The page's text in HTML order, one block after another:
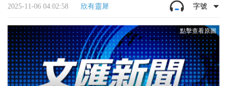
2025-11-06 04:02:58 欣有靈犀 字號